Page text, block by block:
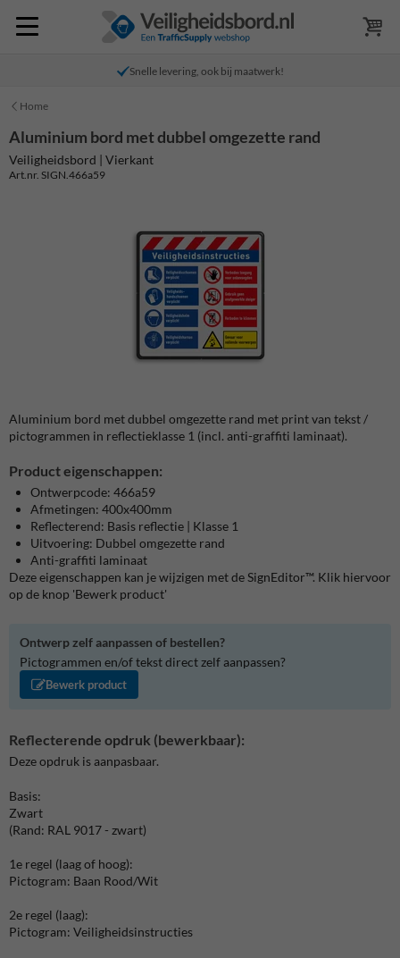
Snelle levering, ook bij maatwerk!
Home
Aluminium bord met dubbel omgezette rand
Veiligheidsbord | Vierkant
Art.nr. SIGN.466a59
Aluminium bord met dubbel omgezette rand met print van tekst /
pictogrammen in reflectieklasse 1 (incl. anti-graffiti laminaat).
Product eigenschappen:
Ontwerpcode: 466a59
Afmetingen: 400x400mm
Reflecterend: Basis reflectie | Klasse 1
Uitvoering: Dubbel omgezette rand
Anti-graffiti laminaat
Deze eigenschappen kan je wijzigen met de SignEditor™. Klik hiervoor
op de knop 'Bewerk product'
Ontwerp zelf aanpassen of bestellen?
Pictogrammen en/of tekst direct zelf aanpassen?
Bewerk product
Reflecterende opdruk (bewerkbaar):
Deze opdruk is aanpasbaar.
Basis:
Zwart
(Rand: RAL 9017 - zwart)
1e regel (laag of hoog):
Pictogram: Baan Rood/Wit
2e regel (laag):
Pictogram: Veiligheidsinstructies